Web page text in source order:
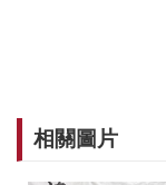
措相關圖片